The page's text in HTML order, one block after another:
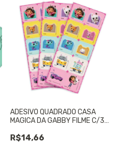
ADESIVO QUADRADO CASA
MAGICA DA GABBY FILME C/30
R$14,66